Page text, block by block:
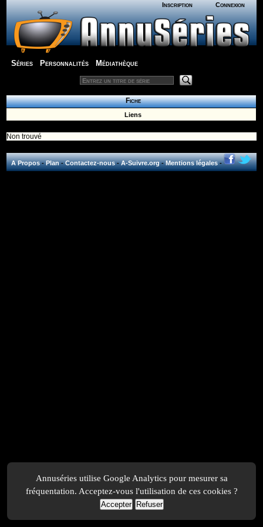
Inscription Connexion
Séries Personnalités Médiathèque
Fiche
Liens
Non trouvé
A Propos-Plan-Contactez-nous-A-Suivre.org-Mentions légales-
Annuséries utilise Google Analytics pour mesurer sa
fréquentation. Acceptez-vous l'utilisation de ces cookies ?
Accepter Refuser